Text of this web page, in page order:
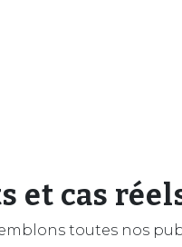
et cas
toutes nos